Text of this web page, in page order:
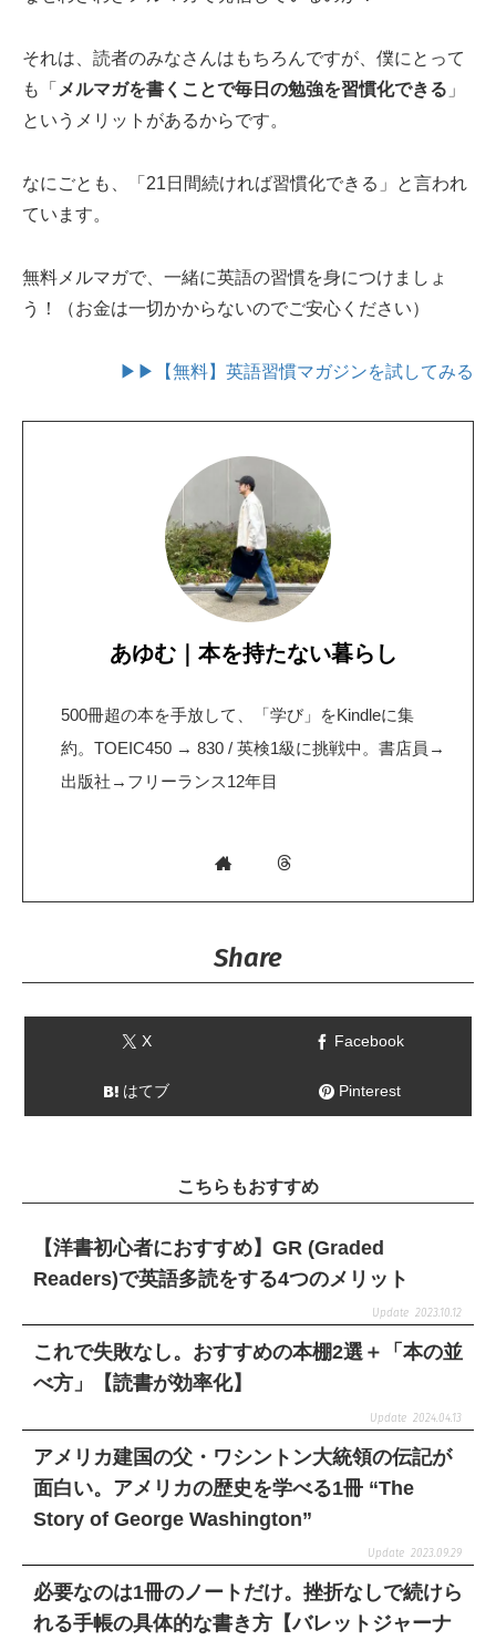
それは、読者のみなさんはもちろんですが、僕にとって
も「 メルマガを書くことで毎日の勉強を習慣化できる 」
というメリットがあるからです。
なにごとも、「21日間続ければ習慣化できる」と言われ
ています。
無料メルマガで、一緒に英語の習慣を身につけましょ
う！（お金は一切かからないのでご安心ください）
▶▶【無料】英語習慣マガジンを試してみる
あゆむ｜本を持たない暮らし
500冊超の本を手放して、「学び」をKindleに集
約。TOEIC450 → 830 / 英検1級に挑戦中。書店員→
出版社→フリーランス12年目
Share
X Facebook
はてブ Pinterest
こちらもおすすめ
【洋書初心者におすすめ】GR (Graded
Readers)で英語多読をする4つのメリット
2023.10.12
これで失敗なし。おすすめの本棚2選＋「本の並
べ方」【読書が効率化】
2024.04.13
アメリカ建国の父・ワシントン大統領の伝記が
面白い。アメリカの歴史を学べる1冊 “The
Story of George Washington”
2023.09.29
必要なのは1冊のノートだけ。挫折なしで続けら
れる手帳の具体的な書き方【バレットジャーナ